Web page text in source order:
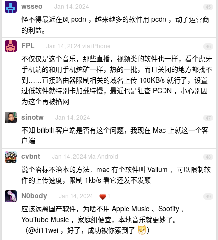
45
wsseo Jan 14, 2024
怪不得最近在风 pcdn ，越来越多的软件用 pcdn ，动了运营商
的利益。
46
FPL Jan 14, 2024 via iPhone
不仅仅是这个音乐，那些直播，视频类的软件也一样，看个虎牙
手机端的和用手机挖矿一样，热的一批，而且关闭的地方都找不
到……直接路由器限制相关的域名上传 100KB/s 就行了，设置
过低软件就特别卡加载特慢，最近也是狂查 PCDN ，小心别因
为这个再被掐网
47
sinotw Jan 14, 2024
不知 bilibili 客户端是否有这个问题，我现在 Mac 上就这一个客
户端
48
cvbnt Jan 14, 2024 via Android
说个治标不治本的方法，mac 有个软件叫 Vallum ，可以限制软
件的上传速度，限制 1kb/s 看它还发不发颠
49
N0body Jan 14, 2024 1
应该远离国产软件，为啥不用 Apple Music 、Spotify 、
YouTube Music ，家庭组便宜，本地音乐就更妙了。
（@di11wei ，好了，成功被你索到了
）